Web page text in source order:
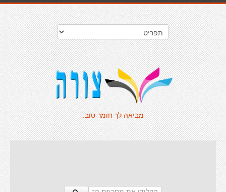
מביאה לך חומר טוב.